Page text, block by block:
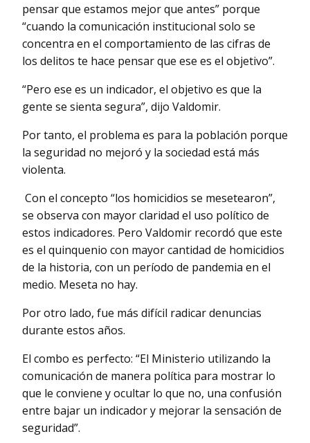
pensar que estamos mejor que antes” porque
“cuando la comunicación institucional solo se
concentra en el comportamiento de las cifras de
los delitos te hace pensar que ese es el objetivo”.
“Pero ese es un indicador, el objetivo es que la
gente se sienta segura”, dijo Valdomir.
Por tanto, el problema es para la población porque
la seguridad no mejoró y la sociedad está más
violenta.
Con el concepto “los homicidios se mesetearon”,
se observa con mayor claridad el uso político de
estos indicadores. Pero Valdomir recordó que este
es el quinquenio con mayor cantidad de homicidios
de la historia, con un período de pandemia en el
medio. Meseta no hay.
Por otro lado, fue más difícil radicar denuncias
durante estos años.
El combo es perfecto: “El Ministerio utilizando la
comunicación de manera política para mostrar lo
que le conviene y ocultar lo que no, una confusión
entre bajar un indicador y mejorar la sensación de
seguridad”.